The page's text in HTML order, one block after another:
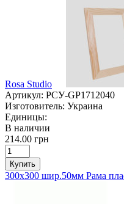
Rosa Studio
Артикул: РСУ-GP1712040
Изготовитель: Украина
Единицы:
В наличии
214.00 грн
Купить
300х300 шир.50мм Рама